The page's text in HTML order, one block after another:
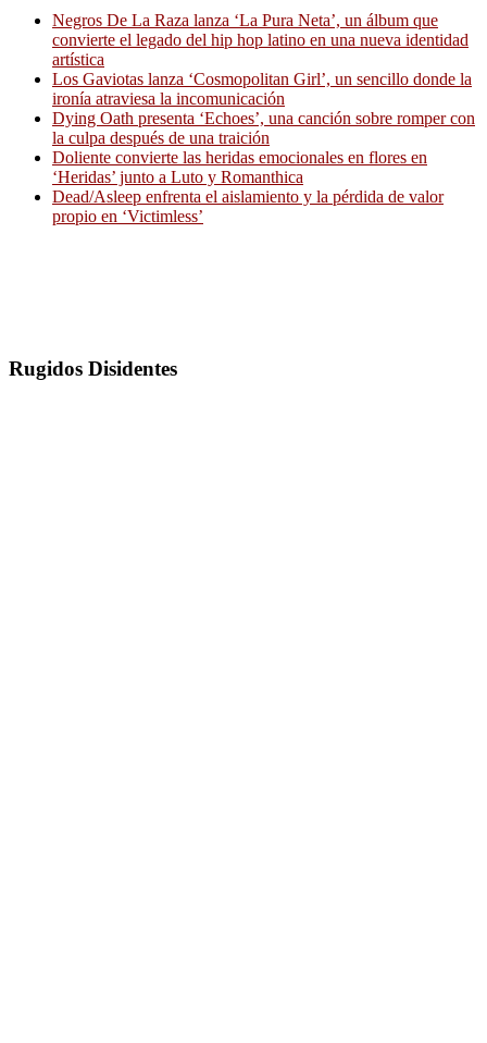
Negros De La Raza lanza ‘La Pura Neta’, un álbum que
convierte el legado del hip hop latino en una nueva identidad
artística
Los Gaviotas lanza ‘Cosmopolitan Girl’, un sencillo donde la
ironía atraviesa la incomunicación
Dying Oath presenta ‘Echoes’, una canción sobre romper con
la culpa después de una traición
Doliente convierte las heridas emocionales en flores en
‘Heridas’ junto a Luto y Romanthica
Dead/Asleep enfrenta el aislamiento y la pérdida de valor
propio en ‘Victimless’
Rugidos Disidentes